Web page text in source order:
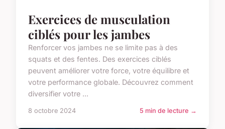
Exercices de musculation
ciblés pour les jambes
Renforcer vos jambes ne se limite pas à des
squats et des fentes. Des exercices ciblés
peuvent améliorer votre force, votre équilibre et
votre performance globale. Découvrez comment
diversifier votre ...
8 octobre 2024 5 min de lecture →